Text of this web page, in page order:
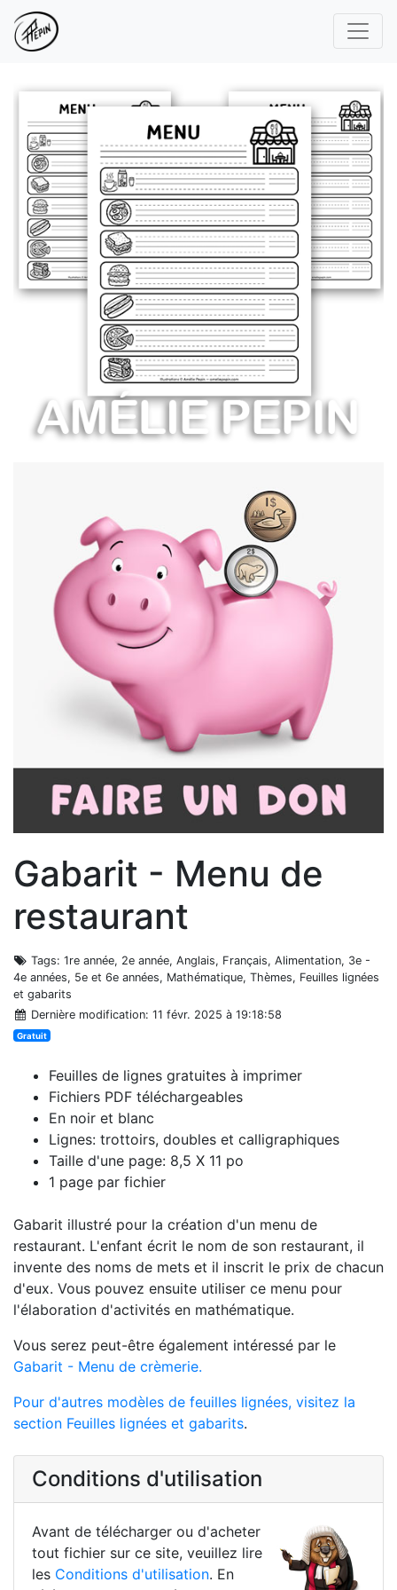
Gabarit - Menu de
restaurant
Tags: 1re année, 2e année, Anglais, Français, Alimentation, 3e -
4e années, 5e et 6e années, Mathématique, Thèmes, Feuilles lignées
et gabarits
Dernière modification: 11 févr. 2025 à 19:18:58
Gratuit
Feuilles de lignes gratuites à imprimer
Fichiers PDF téléchargeables
En noir et blanc
Lignes: trottoirs, doubles et calligraphiques
Taille d'une page: 8,5 X 11 po
1 page par fichier
Gabarit illustré pour la création d'un menu de
restaurant. L'enfant écrit le nom de son restaurant, il
invente des noms de mets et il inscrit le prix de chacun
d'eux. Vous pouvez ensuite utiliser ce menu pour
l'élaboration d'activités en mathématique.
Vous serez peut-être également intéressé par le
Gabarit - Menu de crèmerie.
Pour d'autres modèles de feuilles lignées, visitez la
section Feuilles lignées et gabarits.
Conditions d'utilisation
Avant de télécharger ou d'acheter
tout fichier sur ce site, veuillez lire
les Conditions d'utilisation. En